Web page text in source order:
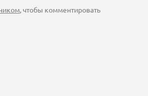
, чтобы комментировать